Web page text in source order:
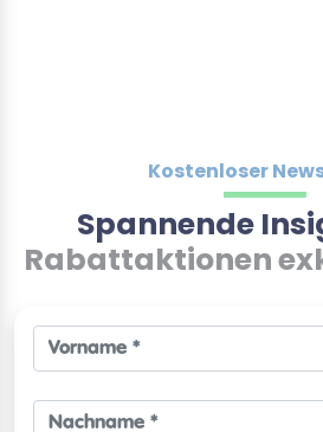
Kostenloser
Spannende
Rabattaktionen